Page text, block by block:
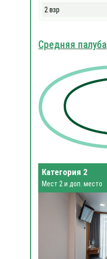
2 взр
Средняя палуба
Категория 2
Мест 2 и доп. место